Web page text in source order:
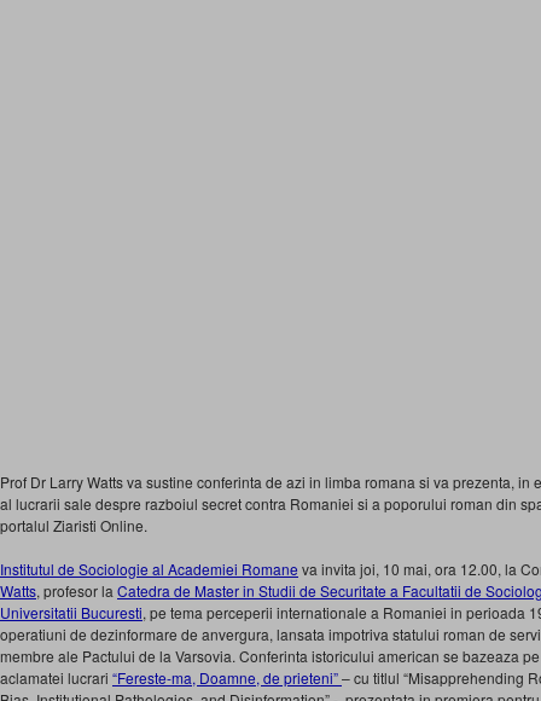
Prof Dr Larry Watts va sustine conferinta de azi in limba romana si va prezenta, in
al lucrarii sale despre razboiul secret contra Romaniei si a poporului roman din
portalul Ziaristi Online.
Institutul de Sociologie al Academiei Romane va invita joi, 10 mai, ora 12.00, la
Watts, profesor la Catedra de Master in Studii de Securitate a Facultatii de
Universitatii Bucuresti, pe tema perceperii internationale a Romaniei in perioada
operatiuni de dezinformare de anvergura, lansata impotriva statului roman de
membre ale Pactului de la Varsovia. Conferinta istoricului american se bazeaza
aclamatei lucrari “Fereste-ma, Doamne, de prieteni”– cu titlul “Misapprehending